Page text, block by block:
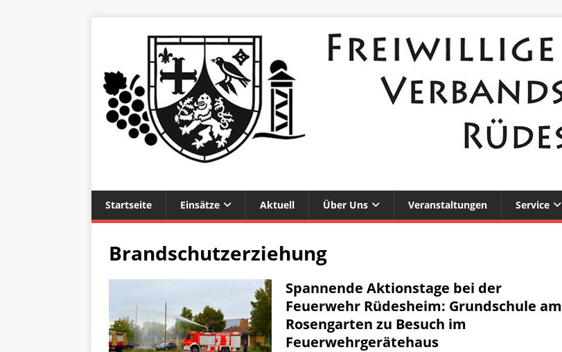
Startseite Einsätze Aktuell Über Uns Veranstaltungen Service
Brandschutzerziehung
Spannende Aktionstage bei der
Feuerwehr Rüdesheim: Grundschule am
Rosengarten zu Besuch im
Feuerwehrgerätehaus